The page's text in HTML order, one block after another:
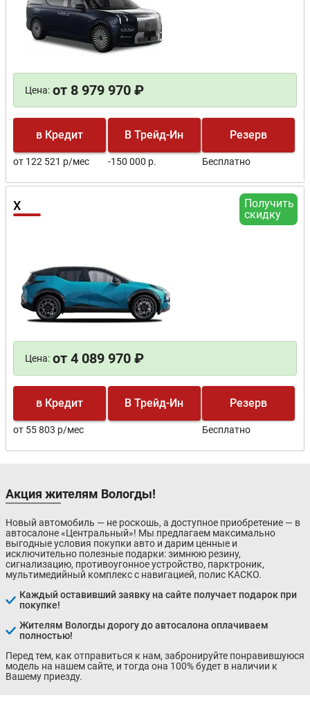
Цена: от 8 979 970 ₽
в Кредит
от 122 521 р/мес
В Трейд-Ин
-150 000 р.
Резерв
Бесплатно
Получить
скидку
X
Цена: от 4 089 970 ₽
в Кредит
от 55 803 р/мес
В Трейд-Ин Резерв
Бесплатно
Акция жителям Вологды!
Новый автомобиль — не роскошь, а доступное приобретение — в
автосалоне «Центральный»! Мы предлагаем максимально
выгодные условия покупки авто и дарим ценные и
исключительно полезные подарки: зимнюю резину,
сигнализацию, противоугонное устройство, парктроник,
мультимедийный комплекс с навигацией, полис КАСКО.
Каждый оставивший заявку на сайте получает подарок при
покупке!
Жителям Вологды дорогу до автосалона оплачиваем
полностью!
Перед тем, как отправиться к нам, забронируйте понравившуюся
модель на нашем сайте, и тогда она 100% будет в наличии к
Вашему приезду.